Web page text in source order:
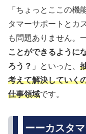
「ちょっとここの機
タマーサポートとカ
も問題ありません。
ことができるように
ろう？ 」といった、
考えて解決していく
仕事領域です。
ーーカスタ